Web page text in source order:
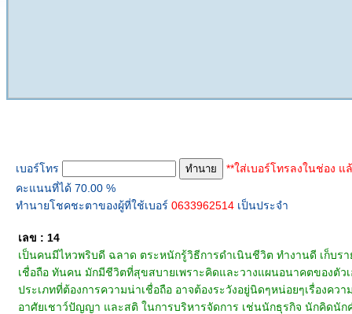
เบอร์โทร
**ใส่เบอร์โทรลงในช่อง แ
คะแนนที่ได้ 70.00 %
ทำนายโชคชะตาของผู้ที่ใช้เบอร์ 0633962514 เป็นประจำ
เลข : 14
เป็นคนมีไหวพริบดี ฉลาด ตระหนักรู้วิธีการดำเนินชีวิต ทำงานดี เก็บร
เชื่อถือ ทันคน มักมีชีวิตที่สุขสบายเพราะคิดและวางแผนอนาคตของตัว
ประเภทที่ต้องการความน่าเชื่อถือ อาจต้องระวังอยู่นิดๆหน่อยๆเรื่องคว
อาศัยเชาว์ปัญญา และสติ ในการบริหารจัดการ เช่นนักธุรกิจ นักคิด